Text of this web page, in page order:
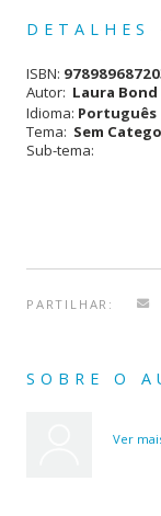
Vai
Fazer
Quimio
DETALHES
ISBN:
Autor: Laura Bond
Idioma: Português
Tema: Sem
Sub-tema:
PARTILHAR:
SOBRE O
Ver